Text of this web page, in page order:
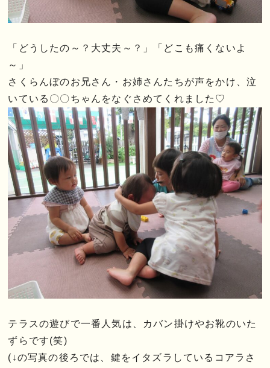
「どうしたの～？大丈夫～？」「どこも痛くないよ
～」
さくらんぼのお兄さん・お姉さんたちが声をかけ、泣
いている〇〇ちゃんをなぐさめてくれました♡
テラスの遊びで一番人気は、カバン掛けやお靴のいた
ずらです(笑)
(↓の写真の後ろでは、鍵をイタズラしているコアラさ